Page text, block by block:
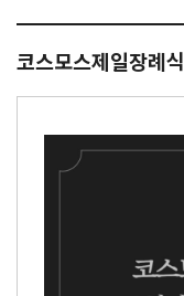
코스모스제일장례